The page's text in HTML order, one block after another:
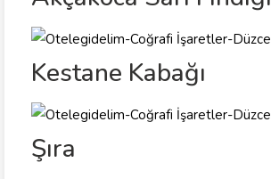
Kestane Kabağı
Şıra